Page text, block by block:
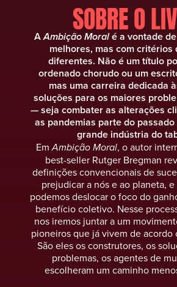
SOBRE O
AAmbição Moralé a vontade
melhores, mas com critérios
diferentes. Não é um título
ordenado chorudo ou um
mas uma carreira dedicada
soluções para os maiores
— seja combater as alterações
as pandemias parte do
grande indústria do
EmAmbição Moral, o autor
best-seller Rutger Bregman
definições convencionais de
prejudicar a nós e ao planeta,
podemos deslocar o foco do
benefício coletivo. Nesse
nos iremos juntar a um
pioneiros que já vivem de acordo
São eles os construtores, os
problemas, os agentes de
escolheram um caminho